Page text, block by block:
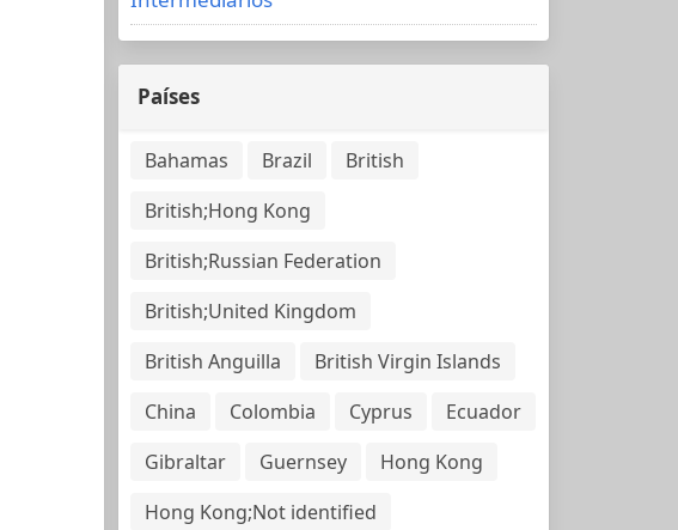
Países
Bahamas Brazil
British
British;Hong Kong
British;Russian Federation
British;United Kingdom
British Anguilla
British Virgin Islands
China
Colombia Cyprus
Ecuador
Gibraltar
Guernsey
Hong Kong
Hong Kong;Not identified